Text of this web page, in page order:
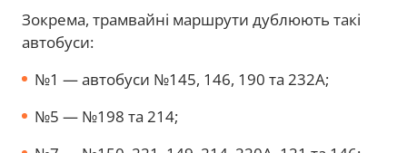
Зокрема, трамвайні маршрути дублюють такі
автобуси:
№1 — автобуси №145, 146, 190 та 232А;
№5 — №198 та 214;